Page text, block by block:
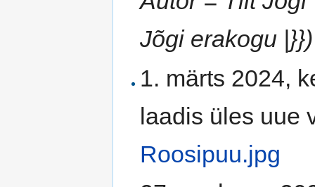
Jõgi erakogu |}})
1. märts 2024,
laadis üles uue
Roosipuu.jpg